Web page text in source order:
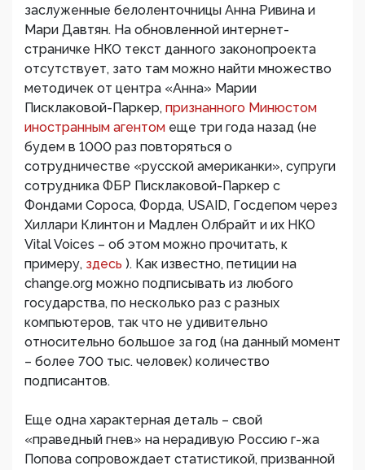
заслуженные белоленточницы Анна Ривина и
Мари Давтян. На обновленной интернет-
страничке НКО текст данного законопроекта
отсутствует, зато там можно найти множество
методичек от центра «Анна» Марии
Писклаковой-Паркер, признанного Минюстом
иностранным агентом еще три года назад (не
будем в 1000 раз повторяться о
сотрудничестве «русской американки», супруги
сотрудника ФБР Писклаковой-Паркер с
Фондами Сороса, Форда, USAID, Госдепом через
Хиллари Клинтон и Мадлен Олбрайт и их НКО
Vital Voices – об этом можно прочитать, к
примеру, здесь ). Как известно, петиции на
change.org можно подписывать из любого
государства, по несколько раз с разных
компьютеров, так что не удивительно
относительно большое за год (на данный момент
– более 700 тыс. человек) количество
подписантов.
Еще одна характерная деталь – свой
«праведный гнев» на нерадивую Россию г-жа
Попова сопровождает статистикой, призванной